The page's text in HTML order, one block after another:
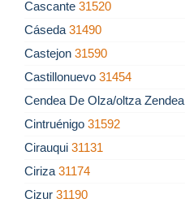
Cascante 31520
Cáseda 31490
Castejon 31590
Castillonuevo 31454
Cendea De Olza/oltza Zendea
Cintruénigo 31592
Cirauqui 31131
Ciriza 31174
Cizur 31190